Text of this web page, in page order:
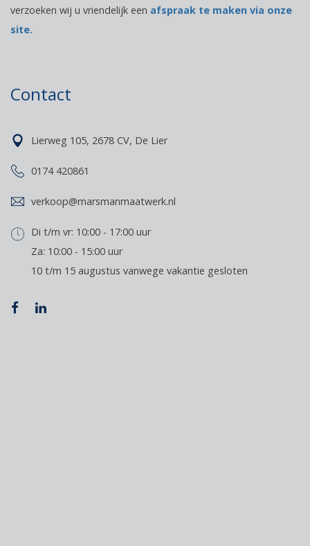
verzoeken wij u vriendelijk een afspraak te maken via onze
site.
Contact
Lierweg 105, 2678 CV, De Lier
0174 420861
verkoop@marsmanmaatwerk.nl
Di t/m vr: 10:00 - 17:00 uur
Za: 10:00 - 15:00 uur
10 t/m 15 augustus vanwege vakantie gesloten